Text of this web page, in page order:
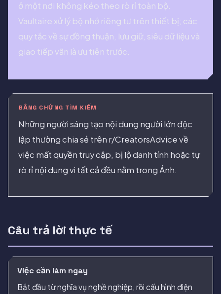
ở một nơi không kéo theo rò rỉ toàn bộ.
Vaultaire xử lý bộ nhớ riêng tư trên thiết bị; các
quy tắc về sự đồng thuận, lưu giữ, siêu dữ liệu và
giao tiếp vẫn là ưu tiên trước.
BẰNG CHỨNG TÌM KIẾM
Những người sáng tạo nội dung người lớn độc
lập thường chia sẻ trên r/CreatorsAdvice về
việc mất quyền truy cập, bị lộ danh tính hoặc tự
rò rỉ nội dung vì tất cả đều nằm trong Ảnh.
Câu trả lời thực tế
Việc cần làm ngay
Bắt đầu từ nghĩa vụ nghề nghiệp, rồi cấu hình điện